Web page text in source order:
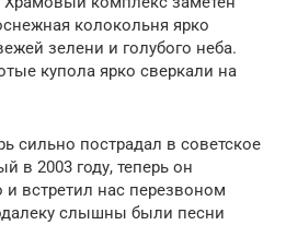
колокольня ярко
зелени и голубого неба.
купола ярко сверкали на
сильно пострадал в советское
в 2003 году, теперь он
встретил нас перезвоном
слышны были песни